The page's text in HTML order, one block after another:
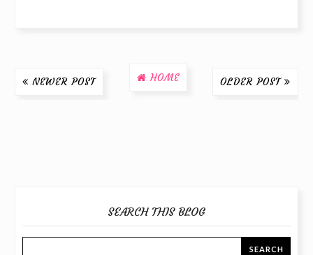
NEWER POST OLDER POST
HOME
SEARCH THIS BLOG